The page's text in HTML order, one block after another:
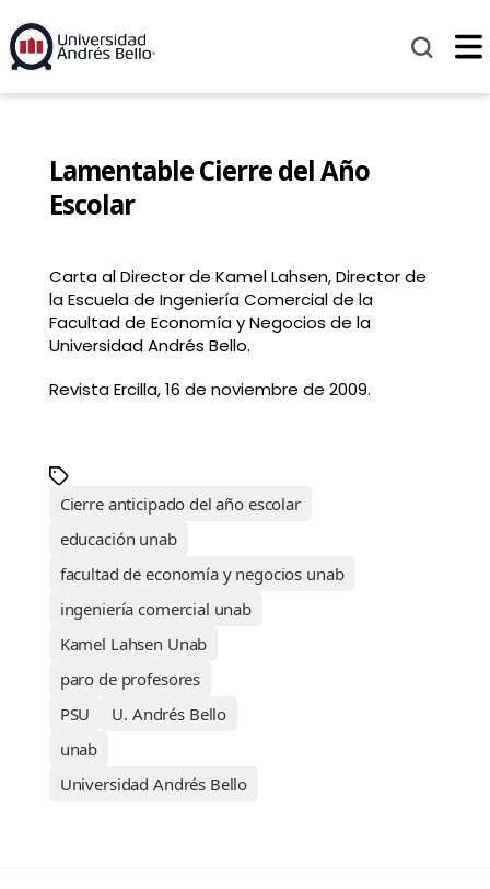
Lamentable Cierre del Año
Escolar
Carta al Director de Kamel Lahsen, Director de
la Escuela de Ingeniería Comercial de la
Facultad de Economía y Negocios de la
Universidad Andrés Bello.
Revista Ercilla, 16 de noviembre de 2009.
Cierre anticipado del año escolar
educación unab
facultad de economía y negocios unab
ingeniería comercial unab
Kamel Lahsen Unab
paro de profesores
PSU
U. Andrés Bello
unab
Universidad Andrés Bello